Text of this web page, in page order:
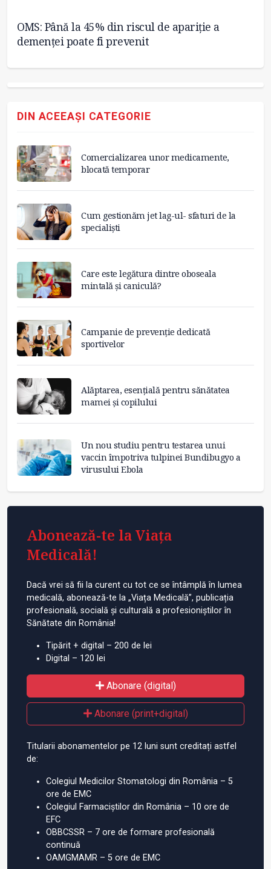
OMS: Până la 45% din riscul de apariție a
demenței poate fi prevenit
DIN ACEEAȘI CATEGORIE
Comercializarea unor medicamente,
blocată temporar
Cum gestionăm jet lag-ul- sfaturi de la
specialiști
Care este legătura dintre oboseala
mintală și caniculă?
Campanie de prevenție dedicată
sportivelor
Alăptarea, esențială pentru sănătatea
mamei și copilului
Un nou studiu pentru testarea unui
vaccin împotriva tulpinei Bundibugyo a
virusului Ebola
Abonează-te la Viața
Medicală!
Dacă vrei să fii la curent cu tot ce se întâmplă în lumea
medicală, abonează-te la „Viața Medicală”, publicația
profesională, socială și culturală a profesioniștilor în
Sănătate din România!
Tipărit + digital – 200 de lei
Digital – 120 lei
Abonare (digital)
Abonare (print+digital)
Titularii abonamentelor pe 12 luni sunt creditați astfel
de:
Colegiul Medicilor Stomatologi din România – 5
ore de EMC
Colegiul Farmaciștilor din România – 10 ore de
EFC
OBBCSSR – 7 ore de formare profesională
continuă
OAMGMAMR – 5 ore de EMC